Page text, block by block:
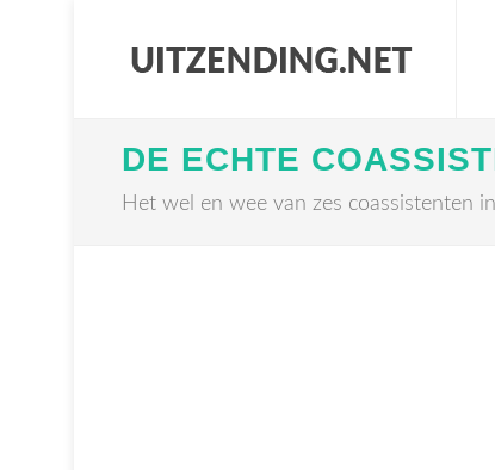
DE ECHTE
Het wel en wee van zes coassistenten